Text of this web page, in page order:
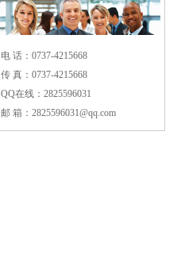
电 话：0737-4215668
传 真：0737-4215668
QQ在线：2825596031
邮 箱：2825596031@qq.com